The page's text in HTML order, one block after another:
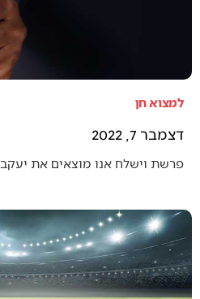
למצוא חן
דצמבר 7, 2022
פרשת וישלח אנו מוצאים את יעקב